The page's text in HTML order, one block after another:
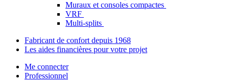
Muraux et consoles compactes
VRF
Multi-splits
Fabricant de confort depuis 1968
Les aides financières pour votre projet
Me connecter
Professionnel